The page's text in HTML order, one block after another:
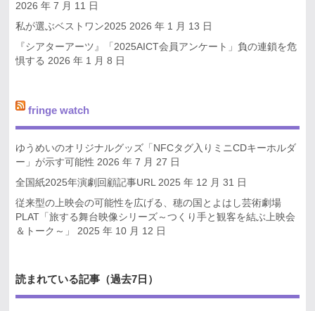
2026 年 7 月 11 日
私が選ぶベストワン2025 2026 年 1 月 13 日
『シアターアーツ』「2025AICT会員アンケート」負の連鎖を危
惧する 2026 年 1 月 8 日
fringe watch
ゆうめいのオリジナルグッズ「NFCタグ入りミニCDキーホルダ
ー」が示す可能性 2026 年 7 月 27 日
全国紙2025年演劇回顧記事URL 2025 年 12 月 31 日
従来型の上映会の可能性を広げる、穂の国とよはし芸術劇場
PLAT「旅する舞台映像シリーズ～つくり手と観客を結ぶ上映会
＆トーク～」
2025 年 10 月 12 日
読まれている記事（過去7日）